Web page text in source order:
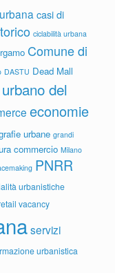
casi di
ciclabilità urbana
Comune di
DASTU Dead Mall
del
economie
urbane grandi
commercio Milano
PNRR
urbanistiche
vacancy
servizi
urbanistica